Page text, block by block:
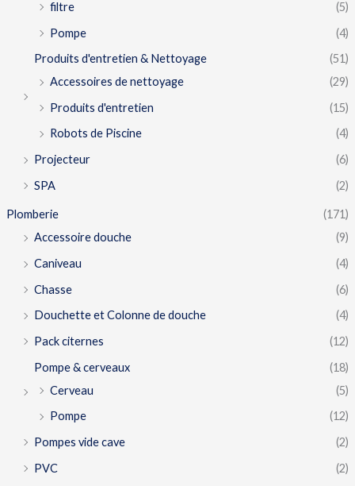
filtre
(5)
Pompe
(4)
Produits d'entretien & Nettoyage
(51)
Accessoires de nettoyage
(29)
Produits d'entretien
(15)
Robots de Piscine
(4)
Projecteur
(6)
SPA
(2)
Plomberie
(171)
Accessoire douche
(9)
Caniveau
(4)
Chasse
(6)
Douchette et Colonne de douche
(4)
Pack citernes
(12)
Pompe & cerveaux
(18)
Cerveau
(5)
Pompe
(12)
Pompes vide cave
(2)
PVC
(2)